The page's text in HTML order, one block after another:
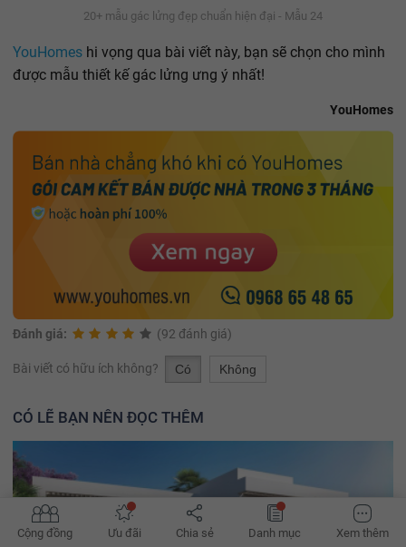
20+ mẫu gác lửng đẹp chuẩn hiện đại - Mẫu 24
YouHomes hi vọng qua bài viết này, bạn sẽ chọn cho mình
được mẫu thiết kế gác lửng ưng ý nhất!
YouHomes
Đánh giá: (92 đánh giá)
Bài viết có hữu ích không? Có Không
CÓ LẼ BẠN NÊN ĐỌC THÊM
Cộng đồng Ưu đãi Chia sẻ Danh mục Xem thêm